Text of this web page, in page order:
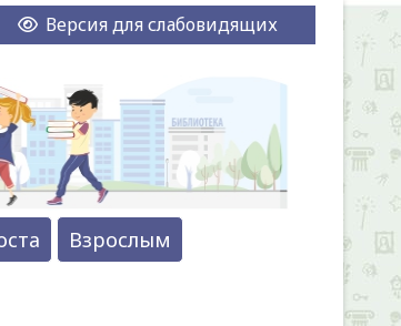
Версия для слабовидящих
Взрослым